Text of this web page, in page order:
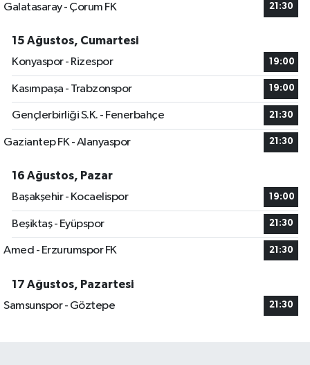
Galatasaray - Çorum FK
21:30
15 Ağustos, Cumartesi
Konyaspor - Rizespor
19:00
Kasımpaşa - Trabzonspor 19:00
Gençlerbirliği S.K. - Fenerbahçe 21:30
Gaziantep FK - Alanyaspor 21:30
16 Ağustos, Pazar
Başakşehir - Kocaelispor
19:00
Beşiktaş - Eyüpspor 21:30
Amed - Erzurumspor FK 21:30
17 Ağustos, Pazartesi
Samsunspor - Göztepe
21:30